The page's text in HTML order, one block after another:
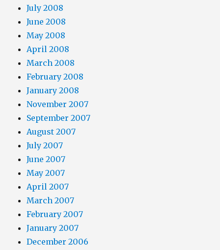
July 2008
June 2008
May 2008
April 2008
March 2008
February 2008
January 2008
November 2007
September 2007
August 2007
July 2007
June 2007
May 2007
April 2007
March 2007
February 2007
January 2007
December 2006